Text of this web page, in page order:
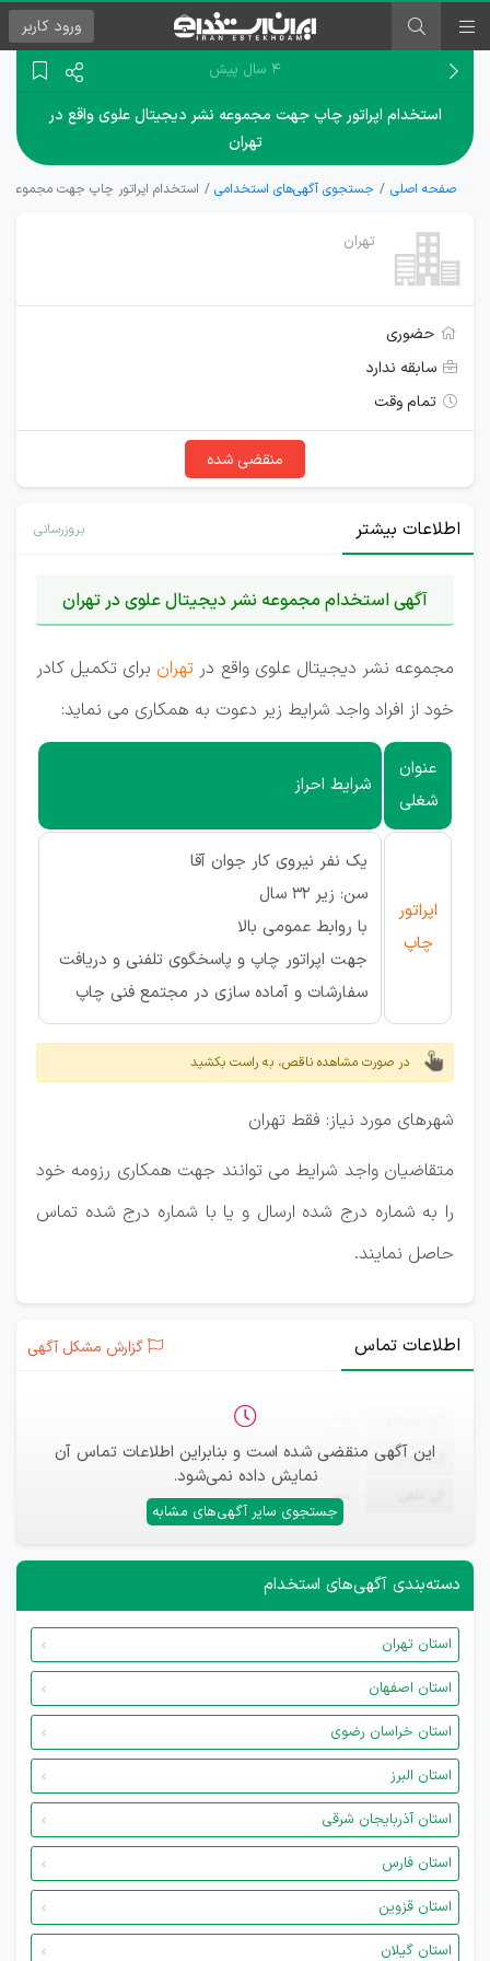
ورود کاربر
۴ سال پیش
استخدام اپراتور چاپ جهت مجموعه نشر دیجیتال علوی واقع در
تهران
صفحه اصلی جستجوی آگهی‌های استخدامی استخدام اپراتور چاپ جهت مجموعه
تهران
حضوری
سابقه ندارد
تمام وقت
منقضی شده
اطلاعات بیشتر بروزرسانی
آگهی استخدام مجموعه نشر دیجیتال علوی در تهران
مجموعه نشر دیجیتال علوی واقع در تهران برای تکمیل کادر
خود از افراد واجد شرایط زیر دعوت به همکاری می نماید:
عنوان
شغلی
شرایط احراز
اپراتور
چاپ
یک نفر نیروی کار جوان آقا
سن: زیر 32 سال
با روابط عمومی بالا
جهت اپراتور چاپ و پاسخگوی تلفنی و دریافت
سفارشات و آماده سازی در مجتمع فنی چاپ
در صورت مشاهده ناقص، به راست بکشید
شهرهای مورد نیاز: فقط تهران
متقاضیان واجد شرایط می توانند جهت همکاری رزومه خود
را به شماره درج شده ارسال و یا با شماره درج شده تماس
حاصل نمایند.
اطلاعات تماس گزارش مشکل آگهی
این آگهی منقضی شده است و بنابراین اطلاعات تماس آن
نمایش داده نمی‌شود.
جستجوی سایر آگهی‌های مشابه
ایمیل —
—
دسته‌بندی آگهی‌های استخدام
استان تهران
استان اصفهان
استان خراسان رضوی
استان البرز
استان آذربایجان شرقی
استان فارس
استان قزوین
استان گیلان